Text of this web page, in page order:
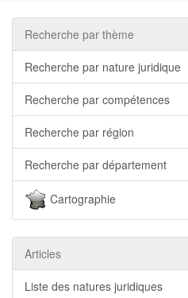
Recherche par thème
Recherche par nature juridique
Recherche par compétences
Recherche par région
Recherche par département
Cartographie
Articles
Liste des natures juridiques